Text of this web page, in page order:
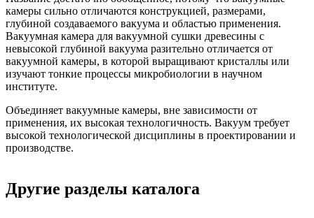
камеры сильно отличаются конструкцией, размерами,
глубиной создаваемого вакуума и областью применения.
Вакуумная камера для вакуумной сушки древесины с
невысокой глубиной вакуума разительно отличается от
вакуумной камеры, в которой выращивают кристаллы или
изучают тонкие процессы микробиологии в научном
институте.
Объединяет вакуумные камеры, вне зависимости от
применения, их высокая технологичность. Вакуум требует
высокой технологической дисциплины в проектировании и
производстве.
Другие разделы каталога